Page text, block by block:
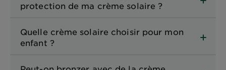
protection de ma crème solaire ?
Quelle crème solaire choisir pour mon
enfant ?